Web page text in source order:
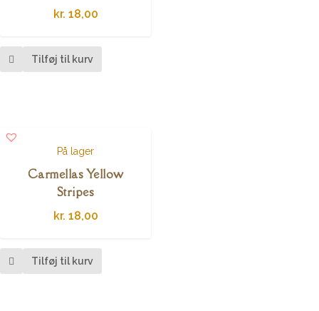
kr. 18,00
Tilføj til kurv
På lager
Carmellas Yellow
Stripes
kr. 18,00
Tilføj til kurv